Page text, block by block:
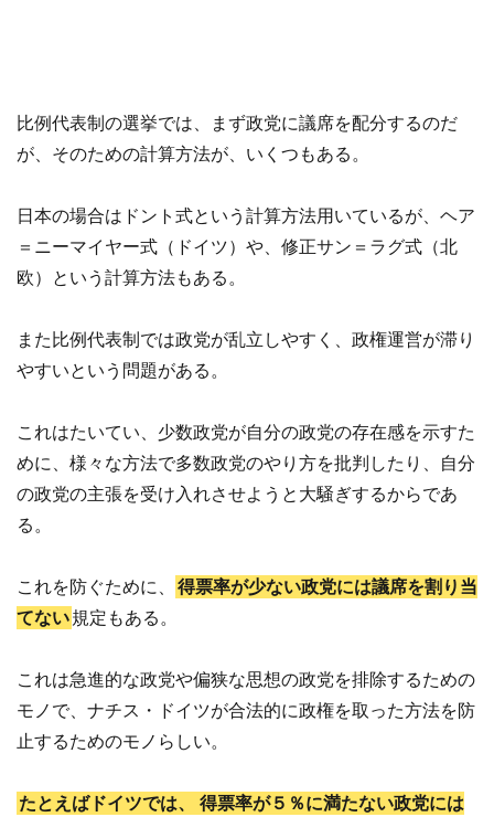
比例代表制の選挙では、まず政党に議席を配分するのだ
が、そのための計算方法が、いくつもある。
日本の場合はドント式という計算方法用いているが、ヘア
＝ニーマイヤー式（ドイツ）や、修正サン＝ラグ式（北
欧）という計算方法もある。
また比例代表制では政党が乱立しやすく、政権運営が滞り
やすいという問題がある。
これはたいてい、少数政党が自分の政党の存在感を示すた
めに、様々な方法で多数政党のやり方を批判したり、自分
の政党の主張を受け入れさせようと大騒ぎするからであ
る。
これを防ぐために、
得票率が少ない政党には議席を割り当
てない規定もある。
これは急進的な政党や偏狭な思想の政党を排除するための
モノで、ナチス・ドイツが合法的に政権を取った方法を防
止するためのモノらしい。
たとえばドイツでは、
得票率が５％に満たない政党には